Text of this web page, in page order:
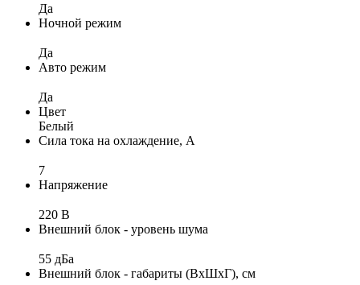
Да
Ночной режим
Да
Авто режим
Да
Цвет
Белый
Сила тока на охлаждение, А
7
Напряжение
220 В
Внешний блок - уровень шума
55 дБа
Внешний блок - габариты (ВхШхГ), см